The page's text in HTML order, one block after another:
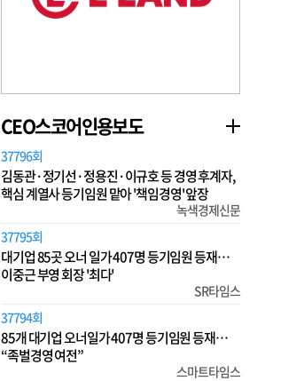
CEO스코어인용보도
37796회
김동관·정기선·정용진·이규호 등 경영 후계자,
핵심 계열사 등기임원 맡아 '책임경영' 앞장
녹색경제신문
37795회
대기업 85곳 오너 일가 407명 등기임원 등재…
이중근 부영 회장 '최다'
SR타임스
37794회
85개 대기업 오너일가 407명 등기임원 등재…
“족벌경영 여전”
스마트타임스